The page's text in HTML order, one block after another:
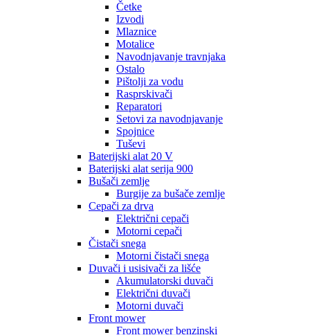
Četke
Izvodi
Mlaznice
Motalice
Navodnjavanje travnjaka
Ostalo
Pištolji za vodu
Rasprskivači
Reparatori
Setovi za navodnjavanje
Spojnice
Tuševi
Baterijski alat 20 V
Baterijski alat serija 900
Bušači zemlje
Burgije za bušače zemlje
Cepači za drva
Električni cepači
Motorni cepači
Čistači snega
Motorni čistači snega
Duvači i usisivači za lišće
Akumulatorski duvači
Električni duvači
Motorni duvači
Front mower
Front mower benzinski